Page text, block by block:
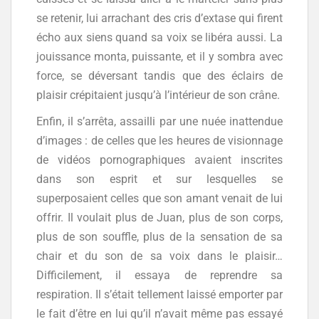
se retenir, lui arrachant des cris d’extase qui firent
écho aux siens quand sa voix se libéra aussi. La
jouissance monta, puissante, et il y sombra avec
force, se déversant tandis que des éclairs de
plaisir crépitaient jusqu’à l’intérieur de son crâne.
Enfin, il s’arrêta, assailli par une nuée inattendue
d’images : de celles que les heures de visionnage
de vidéos pornographiques avaient inscrites
dans son esprit et sur lesquelles se
superposaient celles que son amant venait de lui
offrir. Il voulait plus de Juan, plus de son corps,
plus de son souffle, plus de la sensation de sa
chair et du son de sa voix dans le plaisir…
Difficilement, il essaya de reprendre sa
respiration. Il s’était tellement laissé emporter par
le fait d’être en lui qu’il n’avait même pas essayé